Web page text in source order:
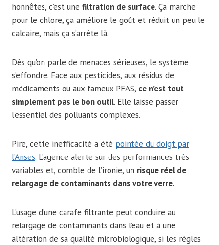
honnêtes, c’est une filtration de surface. Ça marche
pour le chlore, ça améliore le goût et réduit un peu le
calcaire, mais ça s’arrête là.
Dès qu’on parle de menaces sérieuses, le système
s’effondre. Face aux pesticides, aux résidus de
médicaments ou aux fameux PFAS, ce n’est tout
simplement pas le bon outil. Elle laisse passer
l’essentiel des polluants complexes.
Pire, cette inefficacité a été pointée du doigt par
l’Anses. L’agence alerte sur des performances très
variables et, comble de l’ironie, un risque réel de
relargage de contaminants dans votre verre.
L’usage d’une carafe filtrante peut conduire au
relargage de contaminants dans l’eau et à une
altération de sa qualité microbiologique, si les règles